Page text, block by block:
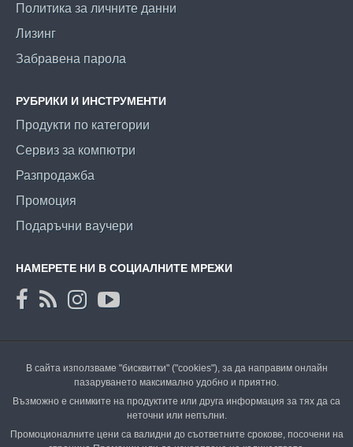
Политика за личните данни
Лизинг
Забравена парола
РУБРИКИ И ИНСТРУМЕНТИ
Продукти по категории
Сервиз за компютри
Разпродажба
Промоция
Подаръчни ваучери
НАМЕРЕТЕ НИ В СОЦИАЛНИТЕ МРЕЖИ
В сайта използваме "бисквитки" ("cookies"), за да направим онлайн
пазаруването максимално удобно и приятно.
Възможно е снимките на продуктите или друга информация за тях да са
неточни или непълни.
Промоционалните цени са валидни до съответните срокове, посочени на